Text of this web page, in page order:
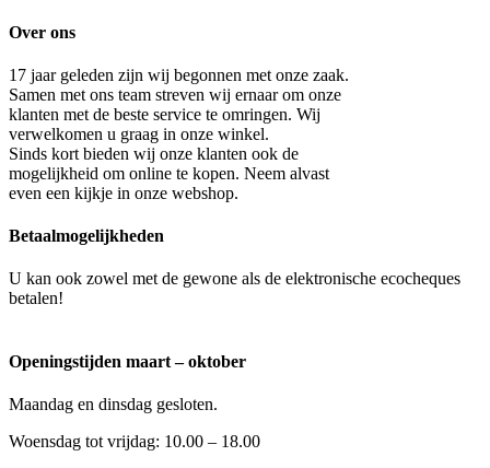
Over ons
17 jaar geleden zijn wij begonnen met onze zaak.
Samen met ons team streven wij ernaar om onze
klanten met de beste service te omringen. Wij
verwelkomen u graag in onze winkel.
Sinds kort bieden wij onze klanten ook de
mogelijkheid om online te kopen. Neem alvast
even een kijkje in onze webshop.
Betaalmogelijkheden
U kan ook zowel met de gewone als de elektronische ecocheques
betalen!
Openingstijden maart – oktober
Maandag en dinsdag gesloten.
Woensdag tot vrijdag: 10.00 – 18.00